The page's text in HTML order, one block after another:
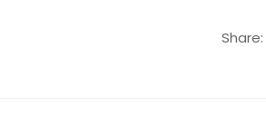
Share: